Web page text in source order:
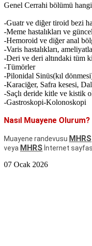
Genel Cerrahi bölümü
-Guatr ve diğer tiroid bezi
-Meme hastalıkları ve
-Hemoroid ve diğer anal
-Varis hastalıkları,
-Deri ve deri altındaki tüm
-Tümörler
-Pilonidal Sinüs(kıl
-Karaciğer, Safra kesesi,
-Saçlı deride kitle ve kistik
-Gastroskopi-Kolonoskopi
Nasıl Muayene Olurum?
Muayene randevusu MHRS
veya MHRS İnternet
07 Ocak 2026